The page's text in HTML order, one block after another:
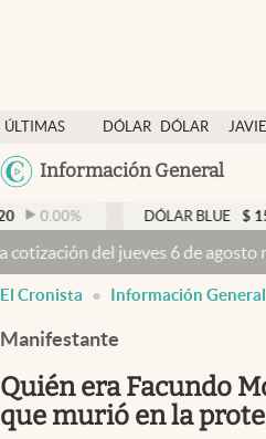
ÚLTIMAS
NOTICIAS
DÓLAR
DÓLAR
Información General
Dólar
Members
Economía y Política
Finanzas y Mercados
Mercados Online
Negocios
Columnistas
Otras secciones
DÓLAR BLUE $ 1530 -
6 de agosto minuto a minuto
El Cronista Información General
Manifestante
Quién era Facundo
que murió en la